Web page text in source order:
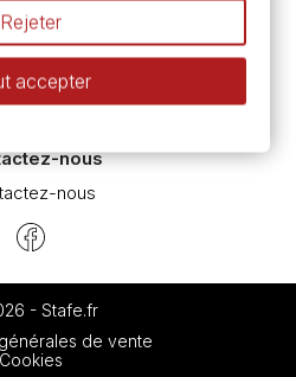
tubes ou en godets ?
de l’aquarelle
Fine et Extra-fine
peinture à l'huile et acrylique
nous
nous
- Stafe.fr
de vente
Cookies
Rejeter
accepter